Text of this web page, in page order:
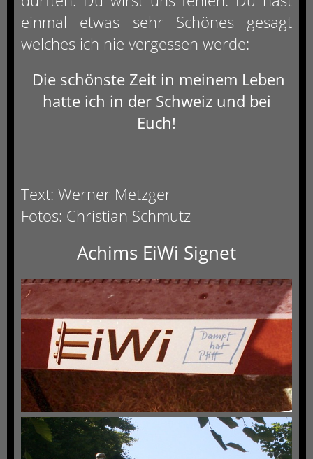
einmal etwas sehr Schönes gesagt
welches ich nie vergessen werde:
Die schönste Zeit in meinem Leben
hatte ich in der Schweiz und bei
Euch!
Text: Werner Metzger
Fotos: Christian Schmutz
Achims EiWi Signet